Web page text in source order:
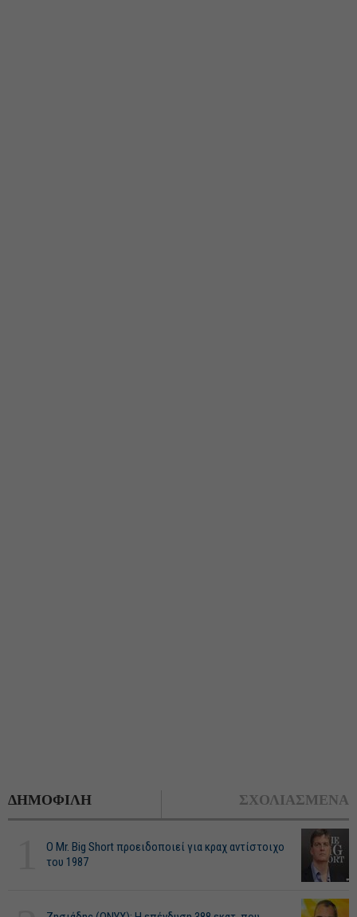
ΔΗΜΟΦΙΛΗ ΣΧΟΛΙΑΣΜΕΝΑ
O Mr. Big Short προειδοποιεί για κραχ αντίστοιχο
του 1987